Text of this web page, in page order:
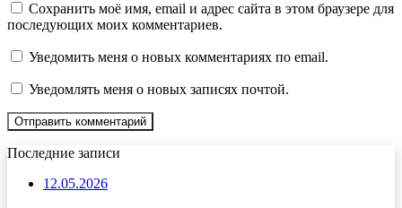
Сохранить моё имя, email и адрес сайта в этом браузере для
последующих моих комментариев.
Уведомить меня о новых комментариях по email.
Уведомлять меня о новых записях почтой.
Последние записи
12.05.2026